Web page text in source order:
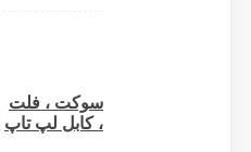
سوکت ، فلت
، کابل لپ تاپ